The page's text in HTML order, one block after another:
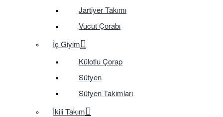
Jartiyer Takımı
Vucut Çorabı
İç Giyim
Külotlu Çorap
Sütyen
Sütyen Takımları
İkili Takım